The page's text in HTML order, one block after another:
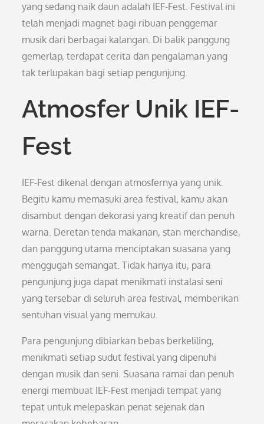
yang sedang naik daun adalah IEF-Fest. Festival ini
telah menjadi magnet bagi ribuan penggemar
musik dari berbagai kalangan. Di balik panggung
gemerlap, terdapat cerita dan pengalaman yang
tak terlupakan bagi setiap pengunjung.
Atmosfer Unik IEF-
Fest
IEF-Fest dikenal dengan atmosfernya yang unik.
Begitu kamu memasuki area festival, kamu akan
disambut dengan dekorasi yang kreatif dan penuh
warna. Deretan tenda makanan, stan merchandise,
dan panggung utama menciptakan suasana yang
menggugah semangat. Tidak hanya itu, para
pengunjung juga dapat menikmati instalasi seni
yang tersebar di seluruh area festival, memberikan
sentuhan visual yang memukau.
Para pengunjung dibiarkan bebas berkeliling,
menikmati setiap sudut festival yang dipenuhi
dengan musik dan seni. Suasana ramai dan penuh
energi membuat IEF-Fest menjadi tempat yang
tepat untuk melepaskan penat sejenak dan